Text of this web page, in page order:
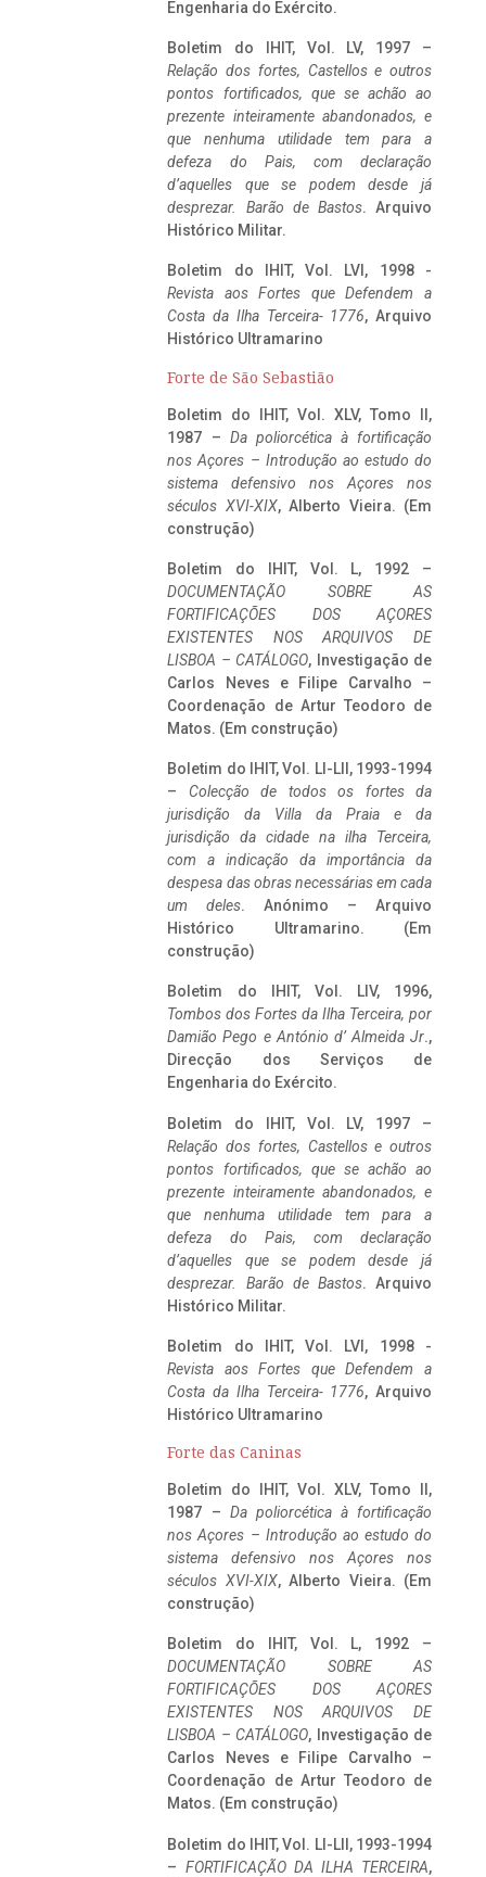
Engenharia do Exército.
Boletim do IHIT, Vol. LV, 1997 –
Relação dos fortes, Castellos e outros
pontos fortificados, que se achão ao
prezente inteiramente abandonados, e
que nenhuma utilidade tem para a
defeza do Pais, com declaração
d’aquelles que se podem desde já
desprezar. Barão de Bastos. Arquivo
Histórico Militar.
Boletim do IHIT, Vol. LVI, 1998 -
Revista aos Fortes que Defendem a
Costa da Ilha Terceira- 1776, Arquivo
Histórico Ultramarino
Forte de São Sebastião
Boletim do IHIT, Vol. XLV, Tomo II,
1987 – Da poliorcética à fortificação
nos Açores – Introdução ao estudo do
sistema defensivo nos Açores nos
séculos XVI-XIX, Alberto Vieira. (Em
construção)
Boletim do IHIT, Vol. L, 1992 –
DOCUMENTAÇÃO SOBRE AS
FORTIFICAÇÕES DOS AÇORES
EXISTENTES NOS ARQUIVOS DE
LISBOA – CATÁLOGO, Investigação de
Carlos Neves e Filipe Carvalho –
Coordenação de Artur Teodoro de
Matos. (Em construção)
Boletim do IHIT, Vol. LI-LII, 1993-1994
– Colecção de todos os fortes da
jurisdição da Villa da Praia e da
jurisdição da cidade na ilha Terceira,
com a indicação da importância da
despesa das obras necessárias em cada
um deles. Anónimo – Arquivo
Histórico Ultramarino. (Em
construção)
Boletim do IHIT, Vol. LIV, 1996,
Tombos dos Fortes da Ilha Terceira, por
Damião Pego e António d’ Almeida Jr.,
Direcção dos Serviços de
Engenharia do Exército.
Boletim do IHIT, Vol. LV, 1997 –
Relação dos fortes, Castellos e outros
pontos fortificados, que se achão ao
prezente inteiramente abandonados, e
que nenhuma utilidade tem para a
defeza do Pais, com declaração
d’aquelles que se podem desde já
desprezar. Barão de Bastos. Arquivo
Histórico Militar.
Boletim do IHIT, Vol. LVI, 1998 -
Revista aos Fortes que Defendem a
Costa da Ilha Terceira- 1776, Arquivo
Histórico Ultramarino
Forte das Caninas
Boletim do IHIT, Vol. XLV, Tomo II,
1987 – Da poliorcética à fortificação
nos Açores – Introdução ao estudo do
sistema defensivo nos Açores nos
séculos XVI-XIX, Alberto Vieira. (Em
construção)
Boletim do IHIT, Vol. L, 1992 –
DOCUMENTAÇÃO SOBRE AS
FORTIFICAÇÕES DOS AÇORES
EXISTENTES NOS ARQUIVOS DE
LISBOA – CATÁLOGO, Investigação de
Carlos Neves e Filipe Carvalho –
Coordenação de Artur Teodoro de
Matos. (Em construção)
Boletim do IHIT, Vol. LI-LII, 1993-1994
– FORTIFICAÇÃO DA ILHA TERCEIRA,